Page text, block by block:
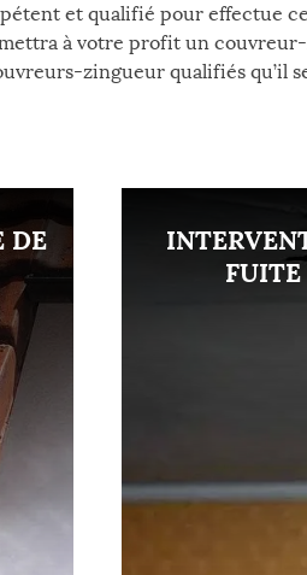
et qualifié pour effectue
à votre profit un
zingueur qualifiés qu’il
DE